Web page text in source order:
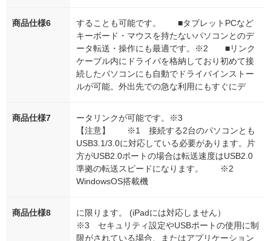
商品仕様6
することも可能です。 ■タブレットPCなど
キーボード・マウスを持たないパソコンとのデ
ータ転送・操作にも最適です。※2 ■リンク
ケーブル内にドライバを格納しており初めて接
続したパソコンにも自動でドライバインストー
ルが可能。外出先での急な利用にもすぐにデ
商品仕様7
ータリンクが可能です。※3
【注意】 ※1 接続する2台のパソコンとも
USB3.1/3.0に対応している必要があります。片
方がUSB2.0ポートの場合は転送速度はUSB2.0
準拠の転送スピードになります。 ※2
WindowsOS搭載機
商品仕様8
に限ります。 (iPadには対応しません）
※3 セキュリティ設定やUSBポートの使用に制
限がされている場合、またはアプリケーション